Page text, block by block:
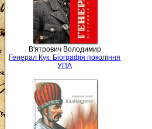
В'ятрович Володимир
Генерал Кук. Біографія покоління
УПА